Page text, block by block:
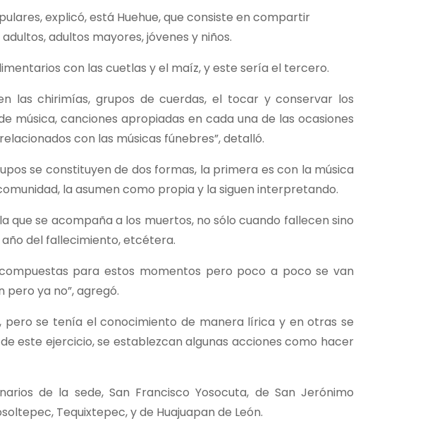
explicó, está Huehue, que consiste en compartir
adultos mayores, jóvenes y niños.
con las cuetlas y el maíz, y este sería el tercero.
las chirimías, grupos de cuerdas, el tocar y conservar los
música, canciones apropiadas en cada una de las ocasiones
con las músicas fúnebres”, detalló.
se constituyen de dos formas, la primera es con la música
la asumen como propia y la siguen interpretando.
que se acompaña a los muertos, no sólo cuando fallecen sino
del fallecimiento, etcétera.
para estos momentos pero poco a poco se van
ya no”, agregó.
pero se tenía el conocimiento de manera lírica y en otras se
este ejercicio, se establezcan algunas acciones como hacer
de la sede, San Francisco Yosocuta, de San Jerónimo
Tequixtepec, y de Huajuapan de León.